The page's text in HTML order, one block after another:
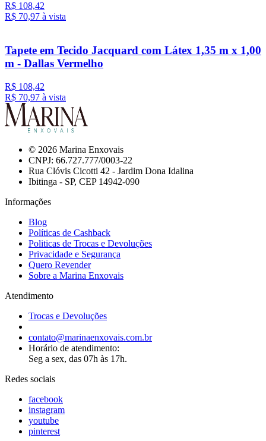
R$ 108,42
R$ 70,97 à vista
Tapete em Tecido Jacquard com Látex 1,35 m x 1,00
m - Dallas Vermelho
R$ 108,42
R$ 70,97 à vista
© 2026 Marina Enxovais
CNPJ: 66.727.777/0003-22
Rua Clóvis Cicotti 42 - Jardim Dona Idalina
Ibitinga - SP, CEP 14942-090
Informações
Blog
Políticas de Cashback
Politicas de Trocas e Devoluções
Privacidade e Segurança
Quero Revender
Sobre a Marina Enxovais
Atendimento
Trocas e Devoluções
contato@marinaenxovais.com.br
Horário de atendimento:
Seg a sex, das 07h às 17h.
Redes sociais
facebook
instagram
youtube
pinterest